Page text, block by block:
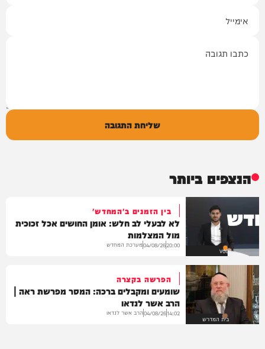
שליחת התגובה
הנצפים ביותר
VOD
בין הזמנים ב'המחדש'
לא לבעלי לב חלש: אומן החושים אכל זכוכית
מול המצלמות
20:00
04/08/26מערכת המחדש
בית המדרש
הפרשה בקצרה
שומעים ומקבלים ברכה: המסר מפרשת ראה |
הרב אשר לנדאו
14:02
04/08/26הרב אשר לנדאו